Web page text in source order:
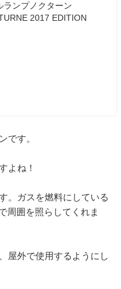
ランプノクターン
2017 EDITION
です。
よね！
。ガスを燃料にしている
周囲を照らしてくれま
屋外で使用するようにし